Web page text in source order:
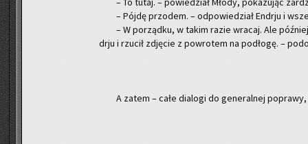
– Pójdę przo­dem. – od­po­wie­dział En­dr­ju i
– W po­rząd­ku, w takim razie wra­caj. Ale
dr­ju i rzu­cił zdję­cie z po­wro­tem na pod­ło­gę. –
A zatem – całe dia­lo­gi do ge­ne­ral­nej